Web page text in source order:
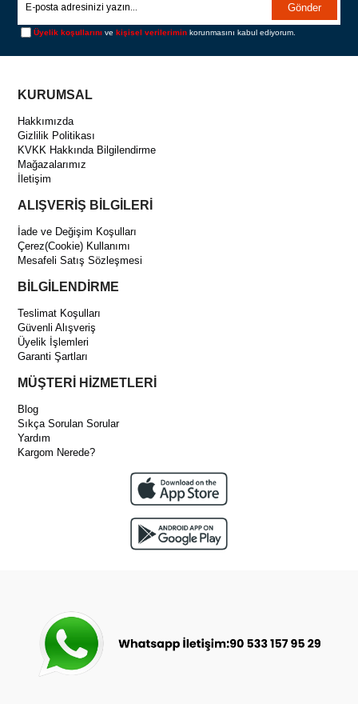
Gönder
Üyelik koşullarını vekişisel verilerimin korunmasını kabul ediyorum.
KURUMSAL
Hakkımızda
Gizlilik Politikası
KVKK Hakkında Bilgilendirme
Mağazalarımız
İletişim
ALIŞVERİŞ BİLGİLERİ
İade ve Değişim Koşulları
Çerez(Cookie) Kullanımı
Mesafeli Satış Sözleşmesi
BİLGİLENDİRME
Teslimat Koşulları
Güvenli Alışveriş
Üyelik İşlemleri
Garanti Şartları
MÜŞTERİ HİZMETLERİ
Blog
Sıkça Sorulan Sorular
Yardım
Kargom Nerede?